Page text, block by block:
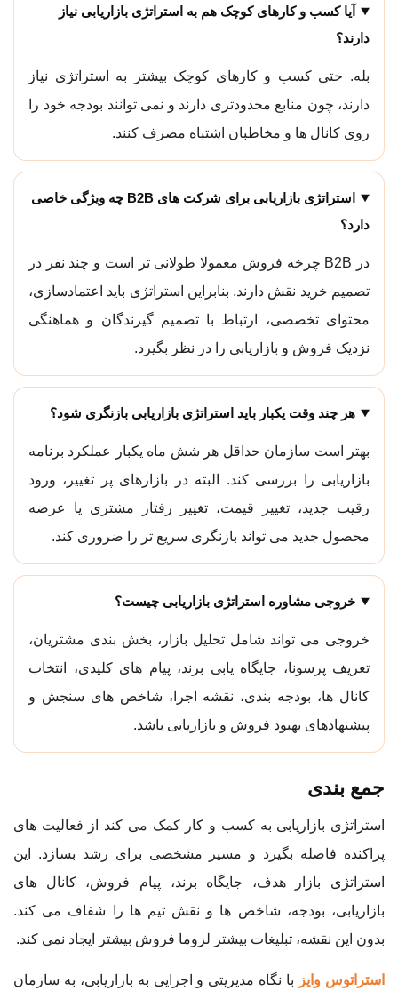
آیا کسب و کارهای کوچک هم به استراتژی بازاریابی نیاز
دارند؟
بله. حتی کسب و کارهای کوچک بیشتر به استراتژی نیاز
دارند، چون منابع محدودتری دارند و نمی توانند بودجه خود را
روی کانال ها و مخاطبان اشتباه مصرف کنند.
استراتژی بازاریابی برای شرکت های B2B چه ویژگی خاصی
دارد؟
در B2B چرخه فروش معمولا طولانی تر است و چند نفر در
تصمیم خرید نقش دارند. بنابراین استراتژی باید اعتمادسازی،
محتوای تخصصی، ارتباط با تصمیم گیرندگان و هماهنگی
نزدیک فروش و بازاریابی را در نظر بگیرد.
هر چند وقت یکبار باید استراتژی بازاریابی بازنگری شود؟
بهتر است سازمان حداقل هر شش ماه یکبار عملکرد برنامه
بازاریابی را بررسی کند. البته در بازارهای پر تغییر، ورود
رقیب جدید، تغییر قیمت، تغییر رفتار مشتری یا عرضه
محصول جدید می تواند بازنگری سریع تر را ضروری کند.
خروجی مشاوره استراتژی بازاریابی چیست؟
خروجی می تواند شامل تحلیل بازار، بخش بندی مشتریان،
تعریف پرسونا، جایگاه یابی برند، پیام های کلیدی، انتخاب
کانال ها، بودجه بندی، نقشه اجرا، شاخص های سنجش و
پیشنهادهای بهبود فروش و بازاریابی باشد.
جمع بندی
استراتژی بازاریابی به کسب و کار کمک می کند از فعالیت های
پراکنده فاصله بگیرد و مسیر مشخصی برای رشد بسازد. این
استراتژی بازار هدف، جایگاه برند، پیام فروش، کانال های
بازاریابی، بودجه، شاخص ها و نقش تیم ها را شفاف می کند.
بدون این نقشه، تبلیغات بیشتر لزوما فروش بیشتر ایجاد نمی کند.
استراتوس وایز
با نگاه مدیریتی و اجرایی به بازاریابی، به سازمان